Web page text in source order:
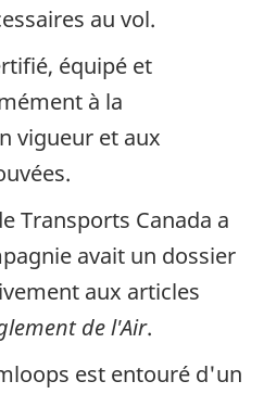
au vol.
équipé et
à la
vigueur et aux
Transports Canada a
avait un dossier
aux articles
de l'Air.
est entouré d'un